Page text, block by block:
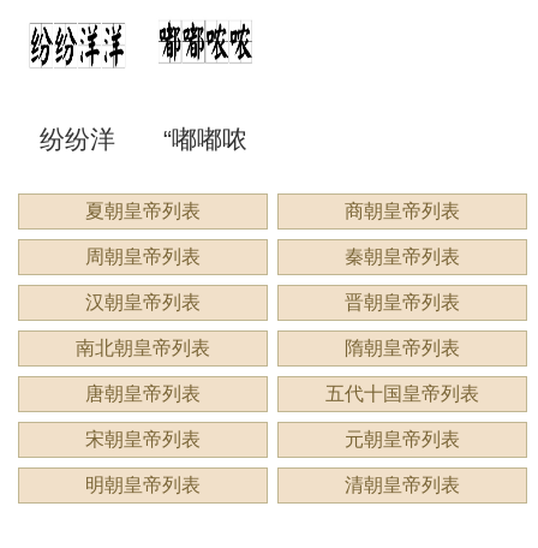
来形容 意思？
洞”是什
么意
思？
是什么
意思？ 思？用
来形容
什么？
什么意
思？
纷纷洋
洋：描
绘繁复
景象的
生动成
语
“嘟嘟哝
哝”是成
语吗？
用来形
容什
么？
夏朝皇帝列表 商朝皇帝列表
周朝皇帝列表 秦朝皇帝列表
汉朝皇帝列表 晋朝皇帝列表
南北朝皇帝列表 隋朝皇帝列表
唐朝皇帝列表 五代十国皇帝列表
宋朝皇帝列表 元朝皇帝列表
明朝皇帝列表 清朝皇帝列表